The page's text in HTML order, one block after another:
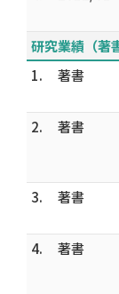
研究業績（著
1.
著書
2.
著書
3.
著書
4.
著書